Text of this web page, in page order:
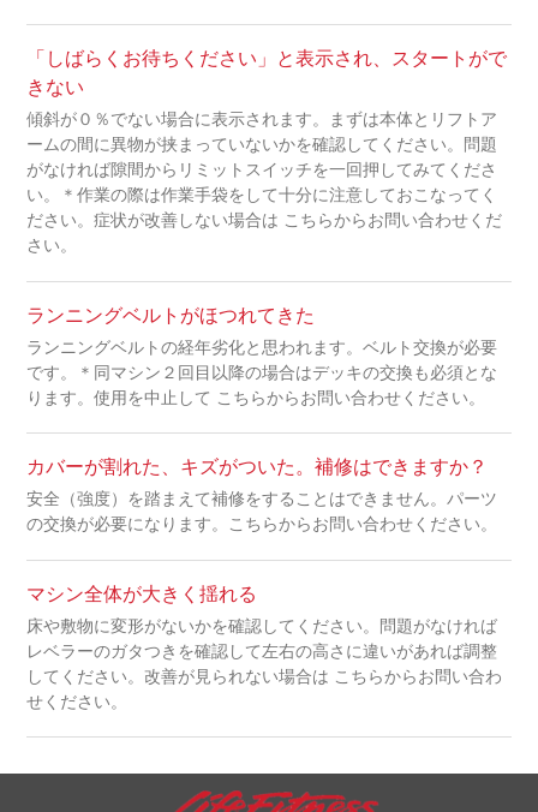
「しばらくお待ちください」と表示され、スタートがで
きない
傾斜が０％でない場合に表示されます。まずは本体とリフトア
ームの間に異物が挟まっていないかを確認してください。問題
がなければ隙間からリミットスイッチを一回押してみてくださ
い。＊作業の際は作業手袋をして十分に注意しておこなってく
ださい。症状が改善しない場合は こちらからお問い合わせくだ
さい。
ランニングベルトがほつれてきた
ランニングベルトの経年劣化と思われます。ベルト交換が必要
です。＊同マシン２回目以降の場合はデッキの交換も必須とな
ります。使用を中止して こちらからお問い合わせください。
カバーが割れた、キズがついた。補修はできますか？
安全（強度）を踏まえて補修をすることはできません。パーツ
の交換が必要になります。こちらからお問い合わせください。
マシン全体が大きく揺れる
床や敷物に変形がないかを確認してください。問題がなければ
レベラーのガタつきを確認して左右の高さに違いがあれば調整
してください。改善が見られない場合は こちらからお問い合わ
せください。